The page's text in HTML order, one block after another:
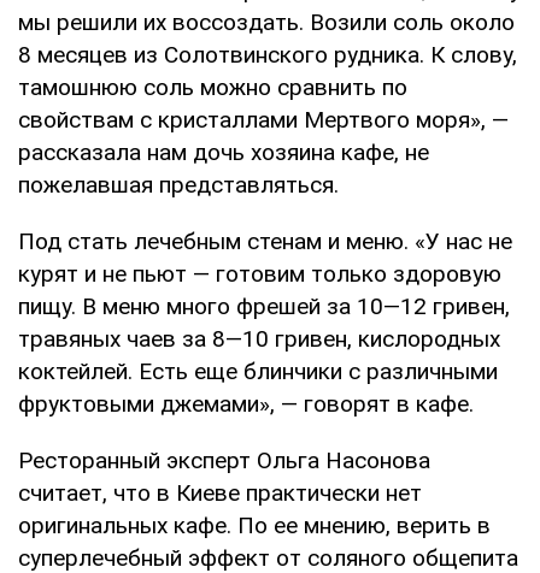
мы решили их воссоздать. Возили соль около
8 месяцев из Солотвинского рудника. К слову,
тамошнюю соль можно сравнить по
свойствам с кристаллами Мертвого моря», —
рассказала нам дочь хозяина кафе, не
пожелавшая представляться.
Под стать лечебным стенам и меню. «У нас не
курят и не пьют — готовим только здоровую
пищу. В меню много фрешей за 10—12 гривен,
травяных чаев за 8—10 гривен, кислородных
коктейлей. Есть еще блинчики с различными
фруктовыми джемами», — говорят в кафе.
Ресторанный эксперт Ольга Насонова
считает, что в Киеве практически нет
оригинальных кафе. По ее мнению, верить в
суперлечебный эффект от соляного общепита